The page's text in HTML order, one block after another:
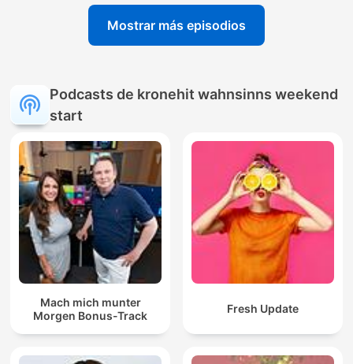
Mostrar más episodios
Podcasts de kronehit wahnsinns weekend
start
Mach mich munter
Morgen Bonus-Track
Fresh Update